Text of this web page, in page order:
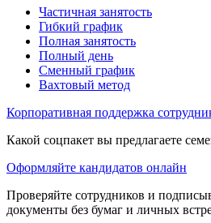
Частичная занятость
Гибкий график
Полная занятость
Полный день
Сменный график
Вахтовый метод
Корпоративная поддержка
Какой соцпакет вы предлагаете
Оформляйте кандидатов онлайн
Проверяйте сотрудников и
документы без бумаг и личных